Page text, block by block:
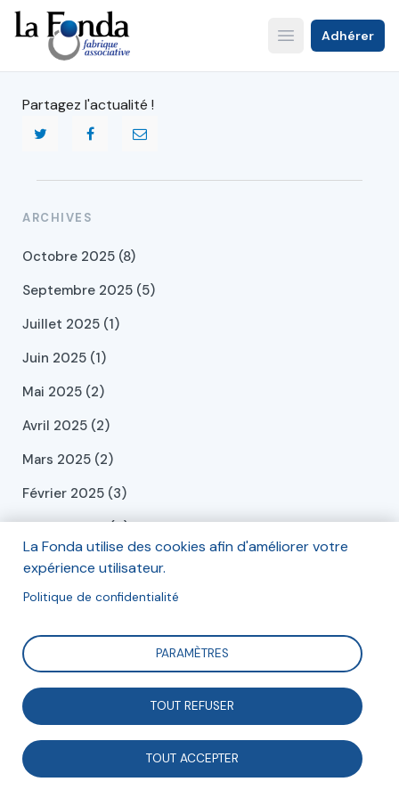
Aller
au
contenu
principal
Open main menu
Adhérer
Partagez l'actualité !
ARCHIVES
Octobre 2025 (8)
Septembre 2025 (5)
Juillet 2025 (1)
Juin 2025 (1)
Mai 2025 (2)
Avril 2025 (2)
Mars 2025 (2)
Février 2025 (3)
Janvier 2025 (4)
Décembre 2024 (6)
Novembre 2024 (1)
Septembre 2024 (2)
Juillet 2024 (2)
Juin 2024 (2)
Mai 2024 (2)
La Fonda utilise des cookies afin d'améliorer votre
expérience utilisateur.
Politique de confidentialité
PARAMÈTRES
TOUT REFUSER
TOUT ACCEPTER